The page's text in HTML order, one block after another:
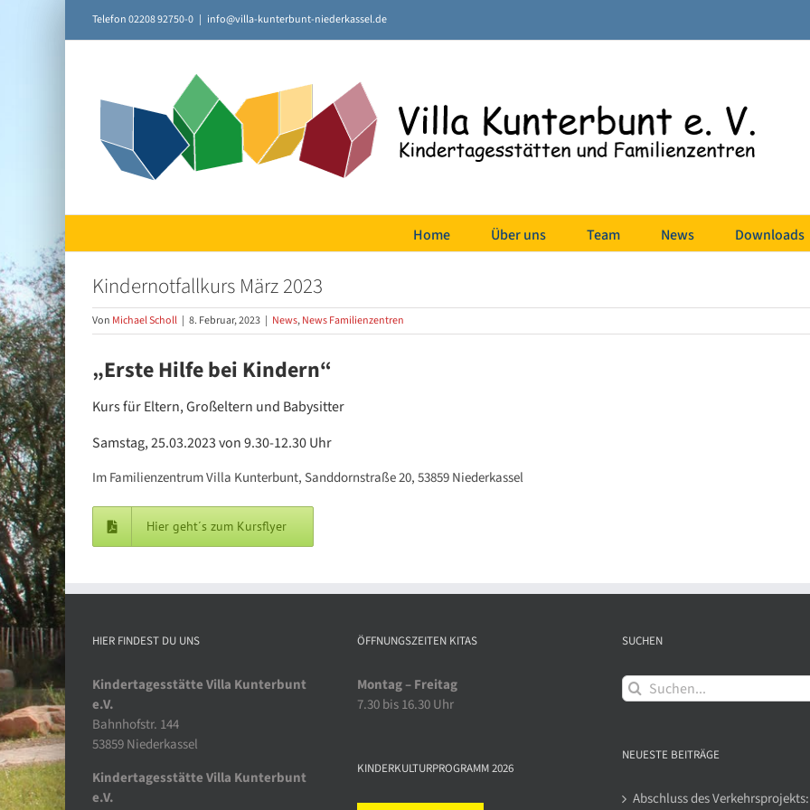
Telefon 02208 92750-0 | info@villa-kunterbunt-niederkassel.de
Home Über uns Team News Downloads
Kindernotfallkurs März 2023
Von Michael Scholl | 8. Februar, 2023 | News,News Familienzentren
„Erste Hilfe bei Kindern“
Kurs für Eltern, Großeltern und Babysitter
Samstag, 25.03.2023 von 9.30-12.30 Uhr
Im Familienzentrum Villa Kunterbunt, Sanddornstraße 20, 53859 Niederkassel
Hier geht´s zum Kursflyer
HIER FINDEST DU UNS
Kindertagesstätte Villa Kunterbunt
e.V.
Bahnhofstr. 144
53859 Niederkassel
Kindertagesstätte Villa Kunterbunt
e.V.
ÖFFNUNGSZEITEN KITAS
Montag – Freitag
7.30 bis 16.30 Uhr
KINDERKULTURPROGRAMM 2026
SUCHEN
Suche
nach:
NEUESTE BEITRÄGE
Abschluss des